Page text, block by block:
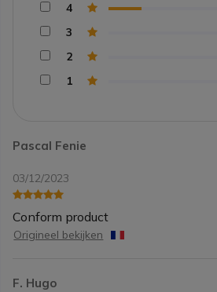
Pascal Fenie
03/12/2023
Conform product
Origineel bekijken
F. Hugo
4
3
2
1